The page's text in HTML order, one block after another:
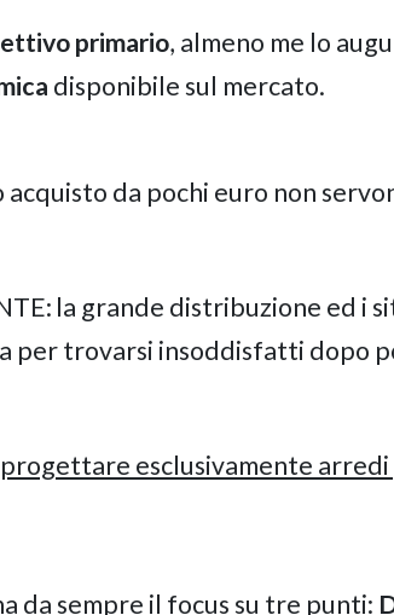
primario, almeno me lo
disponibile sul mercato.
acquisto da pochi euro non
la grande distribuzione ed i
per trovarsi insoddisfatti dopo
esclusivamente
da sempre il focus su tre punti: